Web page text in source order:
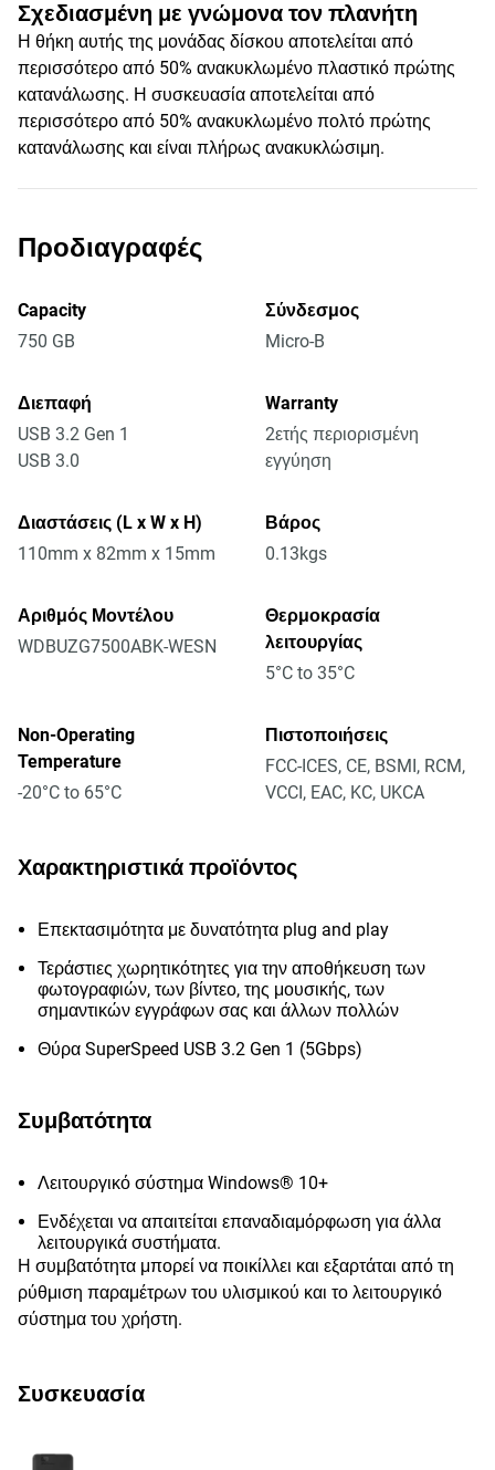
Σχεδιασμένη με γνώμονα τον πλανήτη
Η θήκη αυτής της μονάδας δίσκου αποτελείται από
περισσότερο από 50% ανακυκλωμένο πλαστικό πρώτης
κατανάλωσης. Η συσκευασία αποτελείται από
περισσότερο από 50% ανακυκλωμένο πολτό πρώτης
κατανάλωσης και είναι πλήρως ανακυκλώσιμη.
Προδιαγραφές
Capacity
750 GB
Σύνδεσμος
Micro-B
Διεπαφή
USB 3.2 Gen 1
USB 3.0
Warranty
2ετής περιορισμένη
εγγύηση
Διαστάσεις (L x W x H)
110mm x 82mm x 15mm
Βάρος
0.13kgs
Αριθμός Μοντέλου
WDBUZG7500ABK-WESN
Θερμοκρασία
λειτουργίας
5°C to 35°C
Non-Operating
Temperature
-20°C to 65°C
Πιστοποιήσεις
FCC-ICES, CE, BSMI, RCM,
VCCI, EAC, KC, UKCA
Χαρακτηριστικά προϊόντος
Επεκτασιμότητα με δυνατότητα plug and play
Τεράστιες χωρητικότητες για την αποθήκευση των
φωτογραφιών, των βίντεο, της μουσικής, των
σημαντικών εγγράφων σας και άλλων πολλών
Θύρα SuperSpeed USB 3.2 Gen 1 (5Gbps)
Συμβατότητα
Λειτουργικό σύστημα Windows® 10+
Ενδέχεται να απαιτείται επαναδιαμόρφωση για άλλα
λειτουργικά συστήματα.
Η συμβατότητα μπορεί να ποικίλλει και εξαρτάται από τη
ρύθμιση παραμέτρων του υλισμικού και το λειτουργικό
σύστημα του χρήστη.
Συσκευασία